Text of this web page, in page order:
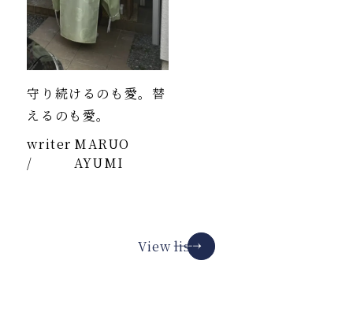
守り続けるのも愛。替
えるのも愛。
writer
/
MARUO
AYUMI
View list